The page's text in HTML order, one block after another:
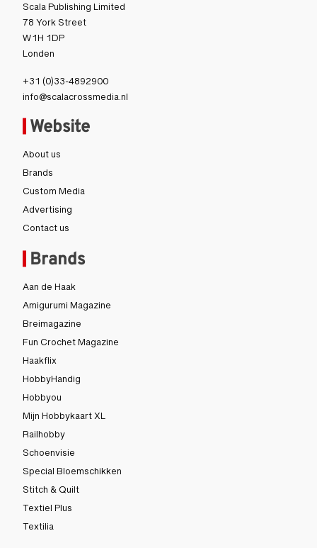
Scala Publishing Limited
78 York Street
W1H 1DP
Londen
+31 (0)33-4892900
info@scalacrossmedia.nl
Brands
Aan de Haak
Amigurumi Magazine
Breimagazine
Fun Crochet Magazine
Haakflix
HobbyHandig
Hobbyou
Mijn Hobbykaart XL
Railhobby
Schoenvisie
Special Bloemschikken
Stitch & Quilt
Textiel Plus
Textilia
Website
About us
Brands
Custom Media
Advertising
Contact us